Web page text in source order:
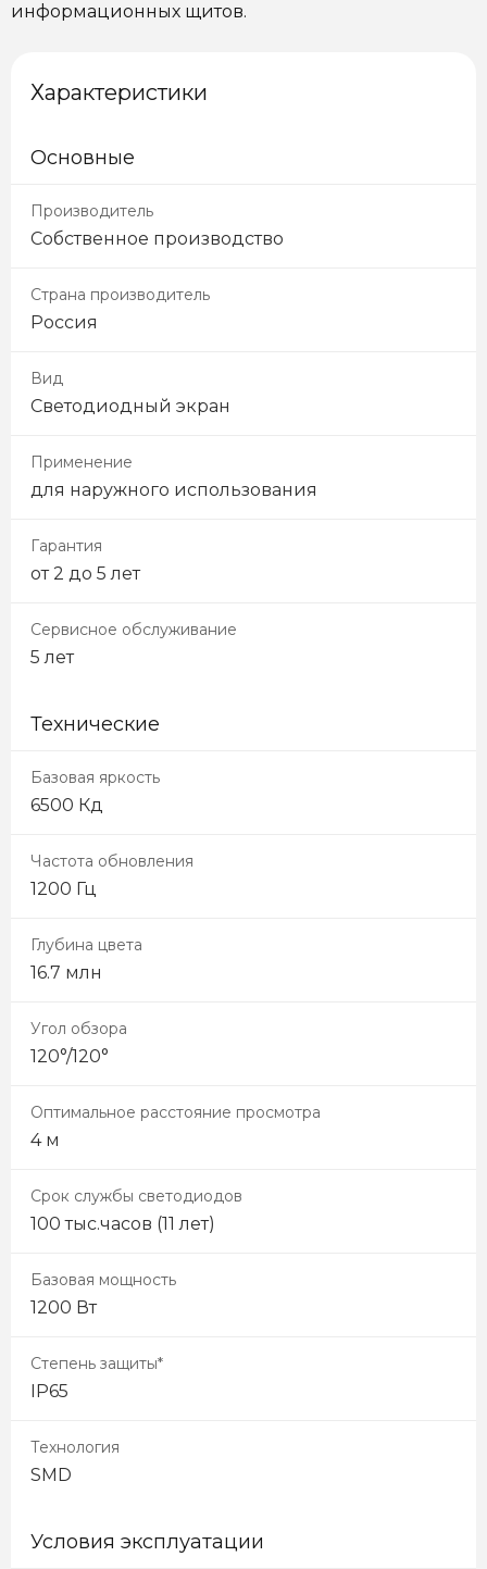
информационных щитов.
Характеристики
Основные
Производитель
Собственное производство
Страна производитель
Россия
Вид
Светодиодный экран
Применение
для наружного использования
Гарантия
от 2 до 5 лет
Сервисное обслуживание
5 лет
Технические
Базовая яркость
6500 Кд
Частота обновления
1200 Гц
Глубина цвета
16.7 млн
Угол обзора
120°/120°
Оптимальное расстояние просмотра
4 м
Срок службы светодиодов
100 тыс.часов (11 лет)
Базовая мощность
1200 Вт
Степень защиты*
IP65
Технология
SMD
Условия эксплуатации